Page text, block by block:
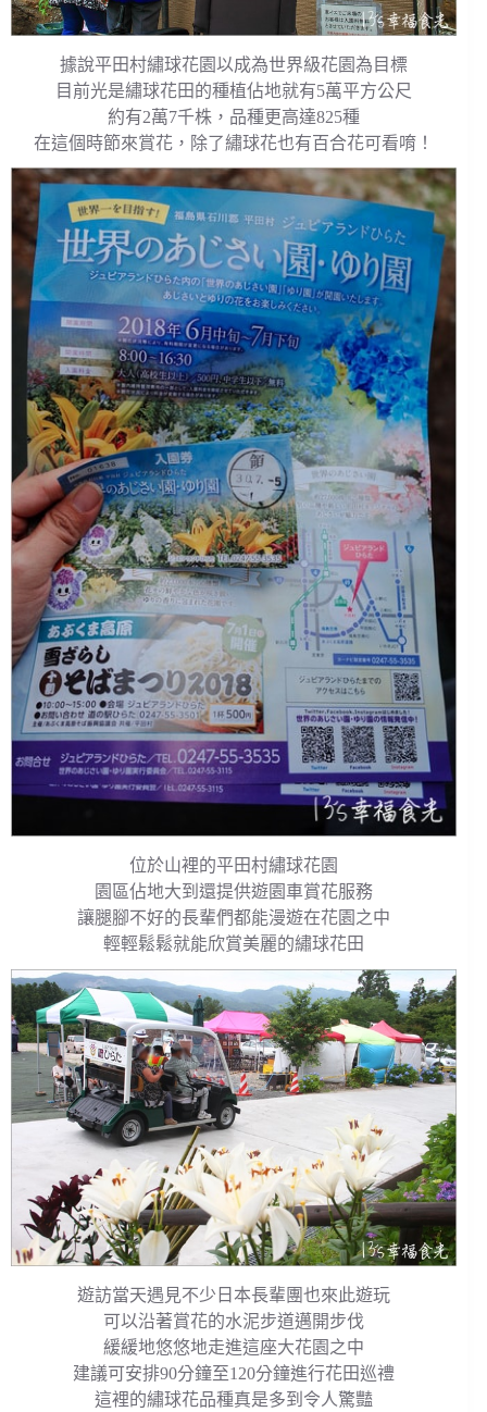
據說平田村繡球花園以成為世界級花園為目標
目前光是繡球花田的種植佔地就有5萬平方公尺
約有2萬7千株，品種更高達825種
在這個時節來賞花，除了繡球花也有百合花可看唷！
位於山裡的平田村繡球花園
園區佔地大到還提供遊園車賞花服務
讓腿腳不好的長輩們都能漫遊在花園之中
輕輕鬆鬆就能欣賞美麗的繡球花田
遊訪當天遇見不少日本長輩團也來此遊玩
可以沿著賞花的水泥步道邁開步伐
緩緩地悠悠地走進這座大花園之中
建議可安排90分鐘至120分鐘進行花田巡禮
這裡的繡球花品種真是多到令人驚豔